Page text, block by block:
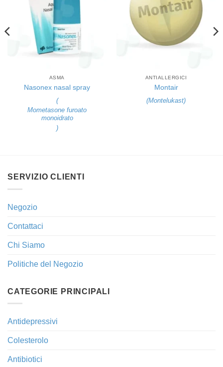
ASMA
Nasonex nasal spray
(
Mometasone furoato
monoidrato
)
ANTIALLERGICI
Montair
(Montelukast)
SERVIZIO CLIENTI
Negozio
Contattaci
Chi Siamo
Politiche del Negozio
CATEGORIE PRINCIPALI
Antidepressivi
Colesterolo
Antibiotici